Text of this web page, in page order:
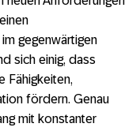
gegenwärtigen
sich einig, dass
Fähigkeiten,
fördern. Genau
mit konstanter